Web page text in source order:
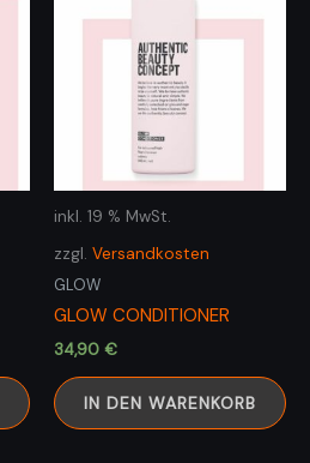
inkl. 19 % MwSt.
zzgl. Versandkosten
GLOW
GLOW CONDITIONER
34,90 €
IN DEN WARENKORB